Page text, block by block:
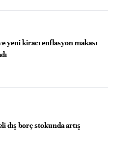
yeni kiracı enflasyon makası
dış borç stokunda artış